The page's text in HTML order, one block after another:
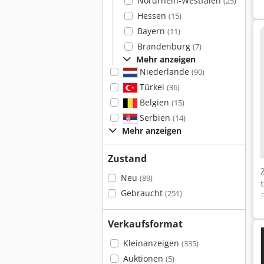
Hessen (15)
Bayern (11)
Brandenburg (7)
Mehr anzeigen
Niederlande (90)
Türkei (36)
Belgien (15)
Serbien (14)
Mehr anzeigen
Zustand
Neu (89)
Gebraucht (251)
Verkaufsformat
Kleinanzeigen (335)
Auktionen (5)